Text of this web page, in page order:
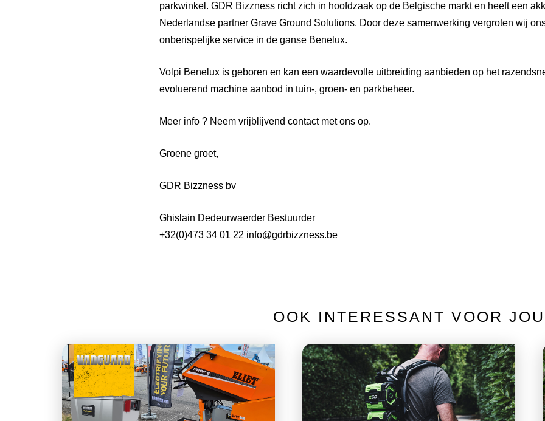
parkwinkel. GDR Bizzness richt zich in hoofdzaak op de Belgische markt en heeft een
Nederlandse partner Grave Ground Solutions. Door deze samenwerking vergroten wij
onberispelijke service in de ganse Benelux.
Volpi Benelux is geboren en kan een waardevolle uitbreiding aanbieden op het
evoluerend machine aanbod in tuin-, groen- en parkbeheer.
Meer info ? Neem vrijblijvend contact met ons op.
Groene groet,
GDR Bizzness bv
Ghislain Dedeurwaerder Bestuurder
+32(0)473 34 01 22 info@gdrbizzness.be
OOK INTERESSANT VOOR JOU